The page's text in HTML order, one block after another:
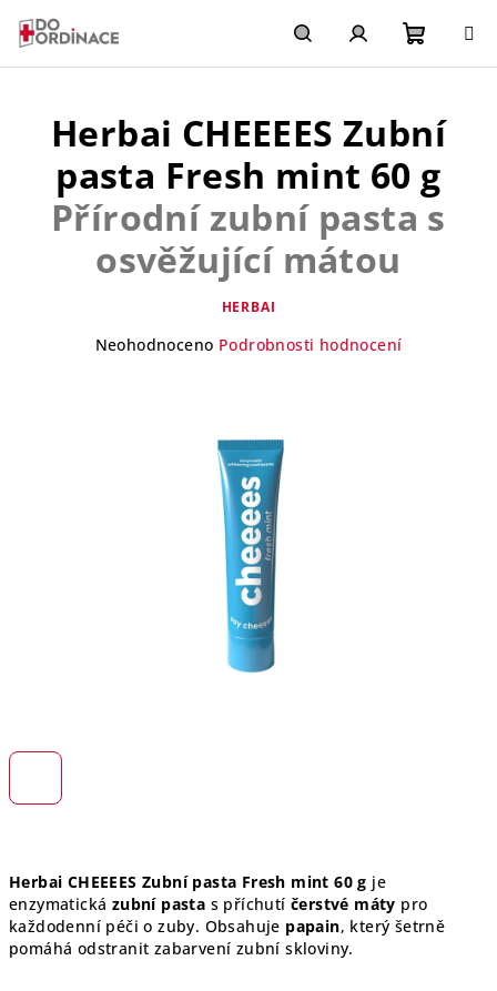
obsah
HledatPřihlášení
košík
Herbai CHEEEES Zubní pasta Fresh mint 60 g je
enzymatická zubní pasta s příchutíčerstvé máty pro
každodenní péči o zuby. Obsahuje papain, který šetrně
pomáhá odstranit zabarvení zubní skloviny.
Herbai CHEEEES Zubní
pasta Fresh mint 60 g
Přírodní zubní pasta s
osvěžující mátou
HERBAI
Průměrné
Neohodnoceno Podrobnosti hodnocení